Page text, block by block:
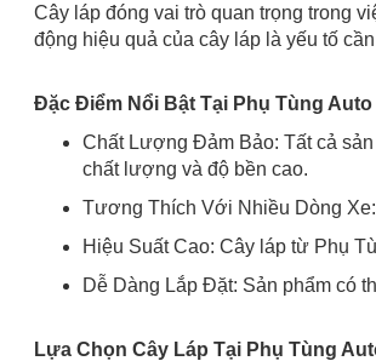
Cây láp đóng vai trò quan trọng trong
động hiệu quả của cây láp là yếu tố
Đặc Điểm Nổi Bật Tại Phụ Tùng Auto
Chất Lượng Đảm Bảo: Tất cả
chất lượng và độ bền cao.
Tương Thích Với Nhiều Dòng
Hiệu Suất Cao: Cây láp từ Phụ
Dễ Dàng Lắp Đặt: Sản phẩm có
Lựa Chọn Cây Láp Tại Phụ Tùng